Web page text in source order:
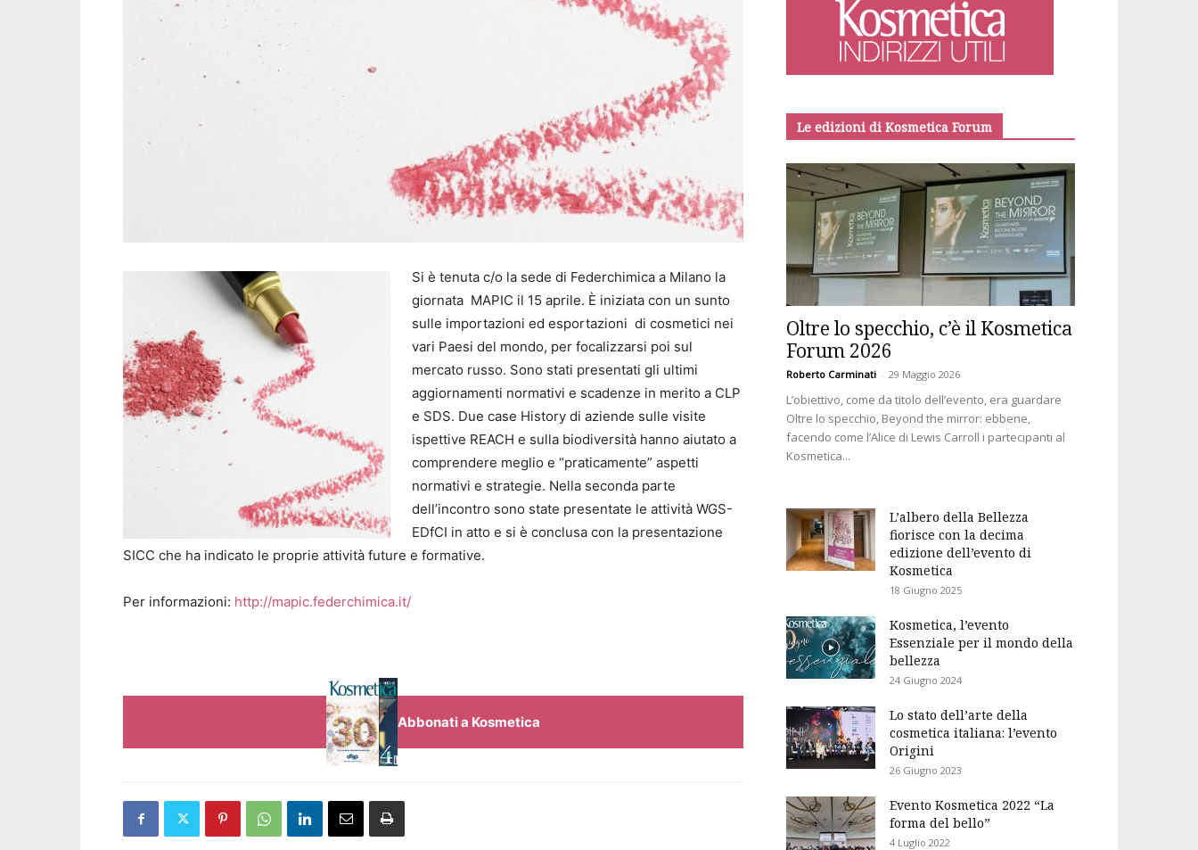
Si è tenuta c/o la sede di Federchimica a Milano la
giornata MAPIC il 15 aprile. È iniziata con un sunto
sulle importazioni ed esportazioni di cosmetici nei
vari Paesi del mondo, per focalizzarsi poi sul
mercato russo. Sono stati presentati gli ultimi
aggiornamenti normativi e scadenze in merito a CLP
e SDS. Due case History di aziende sulle visite
ispettive REACH e sulla biodiversità hanno aiutato a
comprendere meglio e “praticamente” aspetti
normativi e strategie. Nella seconda parte
dell’incontro sono state presentate le attività WGS-
EDfCI in atto e si è conclusa con la presentazione
SICC che ha indicato le proprie attività future e formative.
Per informazioni: http://mapic.federchimica.it/
Abbonati a Kosmetica
Le edizioni di Kosmetica Forum
Oltre lo specchio, c’è il Kosmetica
Forum 2026
Roberto Carminati - 29 Maggio 2026
L’obiettivo, come da titolo dell’evento, era guardare
Oltre lo specchio, Beyond the mirror: ebbene,
facendo come l’Alice di Lewis Carroll i partecipanti al
Kosmetica...
L’albero della Bellezza
fiorisce con la decima
edizione dell’evento di
Kosmetica
18 Giugno 2025
Kosmetica, l’evento
Essenziale per il mondo della
bellezza
24 Giugno 2024
Lo stato dell’arte della
cosmetica italiana: l’evento
Origini
26 Giugno 2023
Evento Kosmetica 2022 “La
forma del bello”
4 Luglio 2022